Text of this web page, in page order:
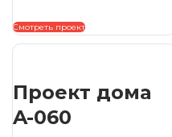
Смотреть проект
Проект дома
A-060